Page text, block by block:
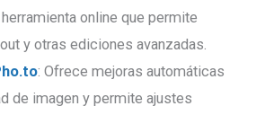
herramienta online que permite
y otras ediciones avanzadas.
: Ofrece mejoras automáticas
de imagen y permite ajustes